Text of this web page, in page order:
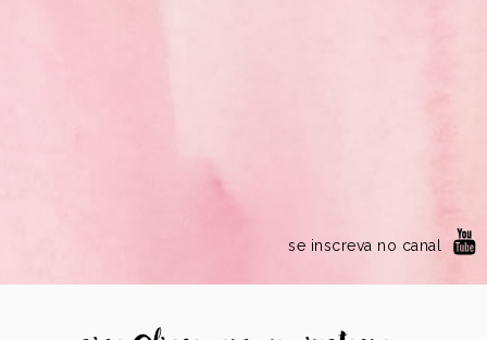
se inscreva no canal